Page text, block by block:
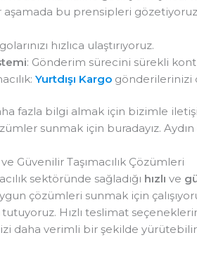
bu prensipleri
hızlıca ulaştırıyoruz.
: Gönderim sürecini sürekli
Yurtdışı Kargo gönderilerinizi
fazla bilgi almak için bizimle
sunmak için buradayız.
Güvenilir Taşımacılık Çözümleri
sektöründe sağladığı hızlı ve
çözümleri sunmak için
Hızlı teslimat
daha verimli bir şekilde